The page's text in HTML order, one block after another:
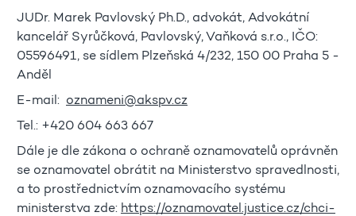
JUDr. Marek Pavlovský Ph.D., advokát, Advokátní
kancelář Syrůčková, Pavlovský, Vaňková s.r.o., IČO:
05596491, se sídlem Plzeňská 4/232, 150 00 Praha 5 -
Anděl
E-mail: oznameni@akspv.cz
Tel.: +420 604 663 667
Dále je dle zákona o ochraně oznamovatelů oprávněn
se oznamovatel obrátit na Ministerstvo spravedlnosti,
a to prostřednictvím oznamovacího systému
ministerstva zde: https://oznamovatel.justice.cz/chci-